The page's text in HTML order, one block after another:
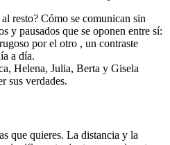
resto? Cómo se comunican sin
y pausados que se oponen entre sí:
por el otro , un contraste
a día.
Helena, Julia, Berta y Gisela
sus verdades.
que quieres. La distancia y la